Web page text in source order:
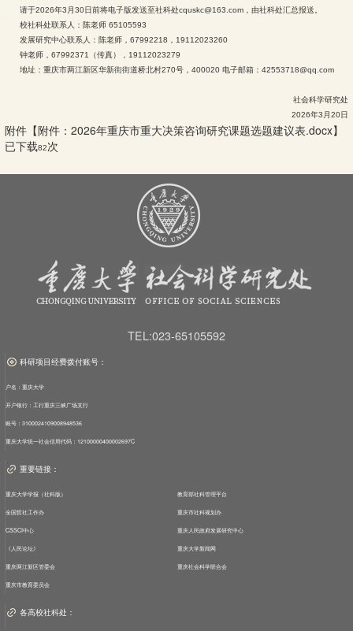
请于2026年3月30日前将电子版发送至社科处cquskc@163.com，由社科处汇总报送。
校社科处联系人：陈老师 65105593
发展研究中心联系人：陈老师，67992218，19112023260
钟老师，67992371（传真），19112023279
地址：重庆市两江新区华新街街道桥北村270号，400020 电子邮箱：42553718@qq.com
社会科学研究处
2026年3月20日
附件【附件：2026年重庆市重大决策咨询研究课题选题建议表.docx】
已下载82次
TEL:023-65105592
科研项目经费拨付账号：
户名：重庆大学
开户银行：工行重庆三峡广场支行
账号：3100024109008948536
重庆大学统一社会信用代码：12100000400002697C
重要链接：
重庆大学学报（社科版） 教育部社科管理平台
全国哲社工作办 重庆市社科规划办
CSSCI中心 重庆人民政府发展研究中心
《人民论坛》 重庆大学新闻网
重庆两江新区管委会 重庆社会科学联合会
重庆市教育委员会
各高校社科处：